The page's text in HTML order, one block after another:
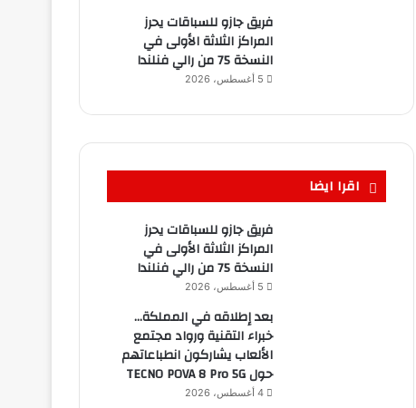
فريق جازو للسباقات يحرز
المراكز الثلاثة الأولى في
النسخة 75 من رالي فنلندا
5 أغسطس، 2026
اقرا ايضا
فريق جازو للسباقات يحرز
المراكز الثلاثة الأولى في
النسخة 75 من رالي فنلندا
5 أغسطس، 2026
بعد إطلاقه في المملكة…
خبراء التقنية ورواد مجتمع
الألعاب يشاركون انطباعاتهم
حول TECNO POVA 8 Pro 5G
4 أغسطس، 2026